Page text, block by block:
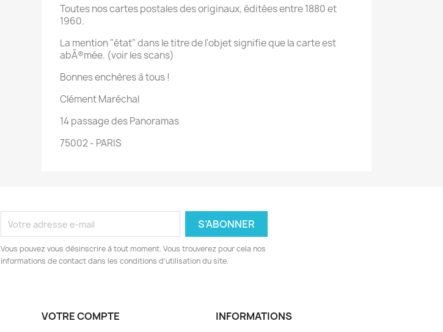
Toutes nos cartes postales des originaux, éditées entre 1880 et
1960.
La mention "état" dans le titre de l'objet signifie que la carte est
abÃ®mée. (voir les scans)
Bonnes enchères à tous !
Clément Maréchal
14 passage des Panoramas
75002 - PARIS
Vous pouvez vous désinscrire à tout moment. Vous trouverez pour cela nos
informations de contact dans les conditions d'utilisation du site.
VOTRE COMPTE INFORMATIONS